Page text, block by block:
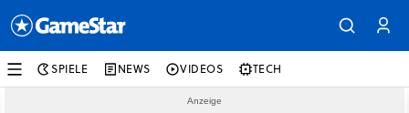
SPIELE NEWS VIDEOS TECH